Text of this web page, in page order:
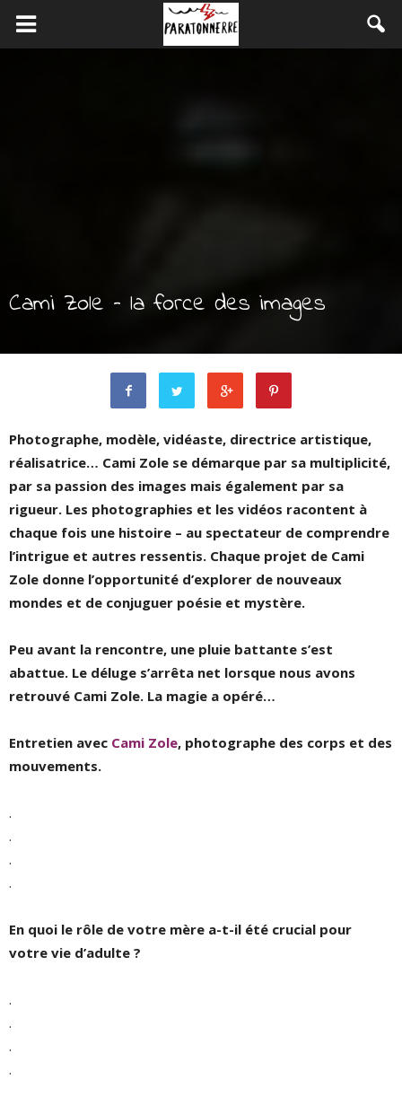
Cami Zole – la force des images
Photographe, modèle, vidéaste, directrice artistique,
réalisatrice… Cami Zole se démarque par sa multiplicité,
par sa passion des images mais également par sa
rigueur. Les photographies et les vidéos racontent à
chaque fois une histoire – au spectateur de comprendre
l’intrigue et autres ressentis. Chaque projet de Cami
Zole donne l’opportunité d’explorer de nouveaux
mondes et de conjuguer poésie et mystère.
Peu avant la rencontre, une pluie battante s’est
abattue. Le déluge s’arrêta net lorsque nous avons
retrouvé Cami Zole. La magie a opéré…
Entretien avec Cami Zole, photographe des corps et des
mouvements.
.
.
.
.
En quoi le rôle de votre mère a-t-il été crucial pour
votre vie d’adulte ?
.
.
.
.